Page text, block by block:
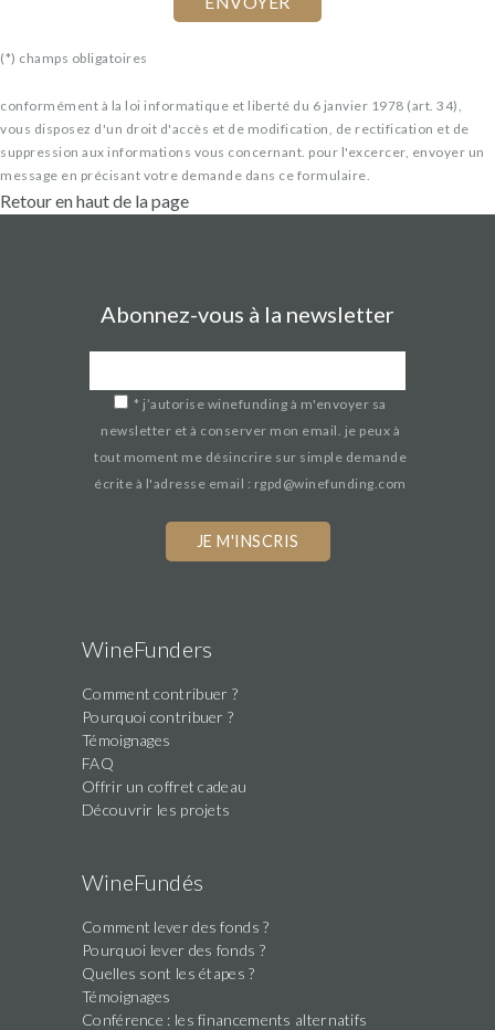
(*) champs obligatoires
conformément à la loi informatique et liberté du 6 janvier 1978 (art. 34),
vous disposez d'un droit d'accès et de modification, de rectification et de
suppression aux informations vous concernant. pour l'excercer, envoyer un
message en précisant votre demande dans ce formulaire.
Retour en haut de la page
Abonnez-vous à la newsletter
* j’autorise winefunding à m'envoyer sa
newsletter et à conserver mon email. je peux à
tout moment me désincrire sur simple demande
écrite à l'adresse email : rgpd@winefunding.com
WineFunders
Comment contribuer ?
Pourquoi contribuer ?
Témoignages
FAQ
Offrir un coffret cadeau
Découvrir les projets
WineFundés
Comment lever des fonds ?
Pourquoi lever des fonds ?
Quelles sont les étapes ?
Témoignages
Conférence : les financements alternatifs